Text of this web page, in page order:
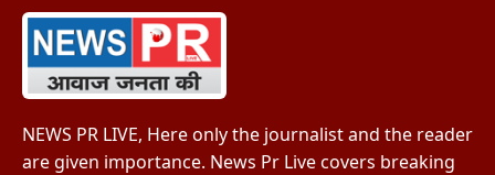
NEWS PR LIVE, Here only the journalist and the reader
are given importance. News Pr Live covers breaking